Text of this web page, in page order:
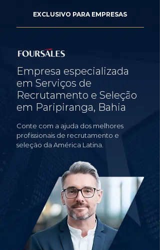
EXCLUSIVO PARA EMPRESAS
Empresa especializada
em Serviços de
Recrutamento e Seleção
em Paripiranga, Bahia
Conte com a ajuda dos melhores
profissionais de recrutamento e
seleção da América Latina.